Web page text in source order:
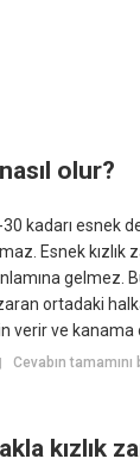
olur?
30 kadarı esnek
Esnek kızlık
gelmez.
ortadaki
verir ve kanama
Cevabın
kızlık